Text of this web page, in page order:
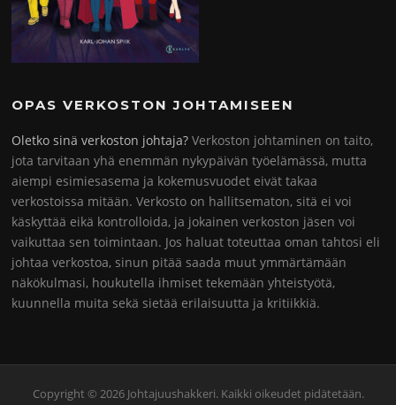
OPAS VERKOSTON JOHTAMISEEN
Oletko sinä verkoston johtaja? Verkoston johtaminen on taito,
jota tarvitaan yhä enemmän nykypäivän työelämässä, mutta
aiempi esimiesasema ja kokemusvuodet eivät takaa
verkostoissa mitään. Verkosto on hallitsematon, sitä ei voi
käskyttää eikä kontrolloida, ja jokainen verkoston jäsen voi
vaikuttaa sen toimintaan. Jos haluat toteuttaa oman tahtosi eli
johtaa verkostoa, sinun pitää saada muut ymmärtämään
näkökulmasi, houkutella ihmiset tekemään yhteistyötä,
kuunnella muita sekä sietää erilaisuutta ja kritiikkiä.
Copyright © 2026 Johtajuushakkeri. Kaikki oikeudet pidätetään.